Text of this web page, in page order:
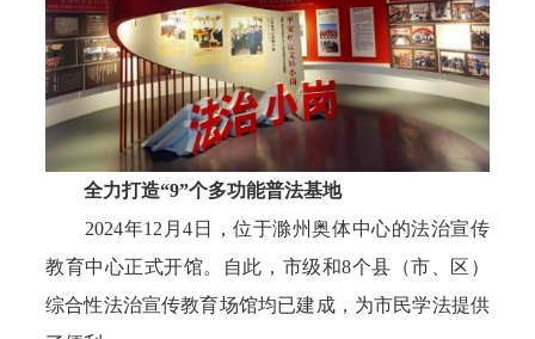
全力打造“9”个多功能普法基地
2024年12月4日，位于滁州奥体中心的法治宣传
教育中心正式开馆。自此，市级和8个县（市、区）
综合性法治宣传教育场馆均已建成，为市民学法提供